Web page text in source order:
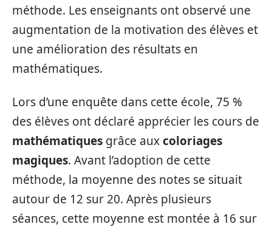
méthode. Les enseignants ont observé une
augmentation de la motivation des élèves et
une amélioration des résultats en
mathématiques.
Lors d’une enquête dans cette école, 75 %
des élèves ont déclaré apprécier les cours de
mathématiques grâce auxcoloriages
magiques. Avant l’adoption de cette
méthode, la moyenne des notes se situait
autour de 12 sur 20. Après plusieurs
séances, cette moyenne est montée à 16 sur